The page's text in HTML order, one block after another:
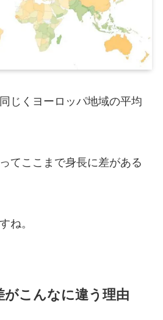
じくヨーロッパ地域の平均
てここまで身長に差がある
ね。
がこんなに違う理由